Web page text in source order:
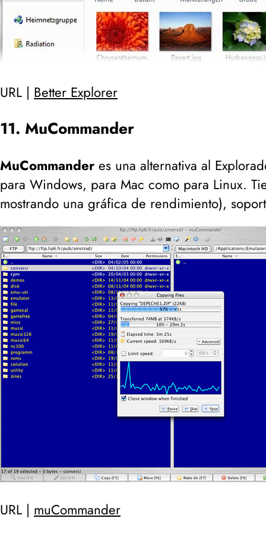
URL | Better Explorer
11. MuCommander
MuCommander es una alternativa al
para Windows, para Mac como para Linux.
mostrando una gráfica de rendimiento),
URL | muCommander